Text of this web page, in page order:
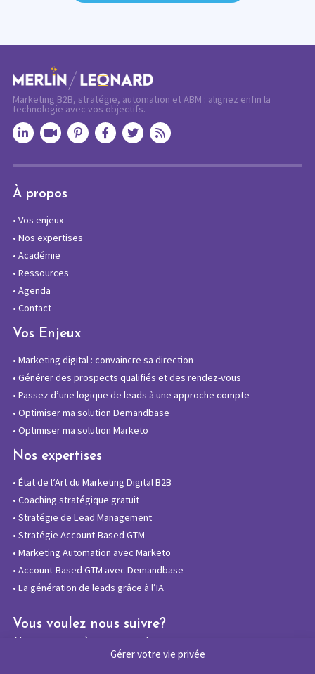
Gérer votre vie privée
Marketing B2B, stratégie, automation et ABM : alignez enfin la
technologie avec vos objectifs.
À propos
• Vos enjeux
• Nos expertises
• Académie
• Ressources
• Agenda
• Contact
Vos Enjeux
• Marketing digital : convaincre sa direction
• Générer des prospects qualifiés et des rendez-vous
• Passez d’une logique de leads à une approche compte
• Optimiser ma solution Demandbase
• Optimiser ma solution Marketo
Nos expertises
• État de l’Art du Marketing Digital B2B
• Coaching stratégique gratuit
• Stratégie de Lead Management
• Stratégie Account-Based GTM
• Marketing Automation avec Marketo
• Account-Based GTM avec Demandbase
• La génération de leads grâce à l’IA
Vous voulez nous suivre?
Abonnez-vous à notre newsletter